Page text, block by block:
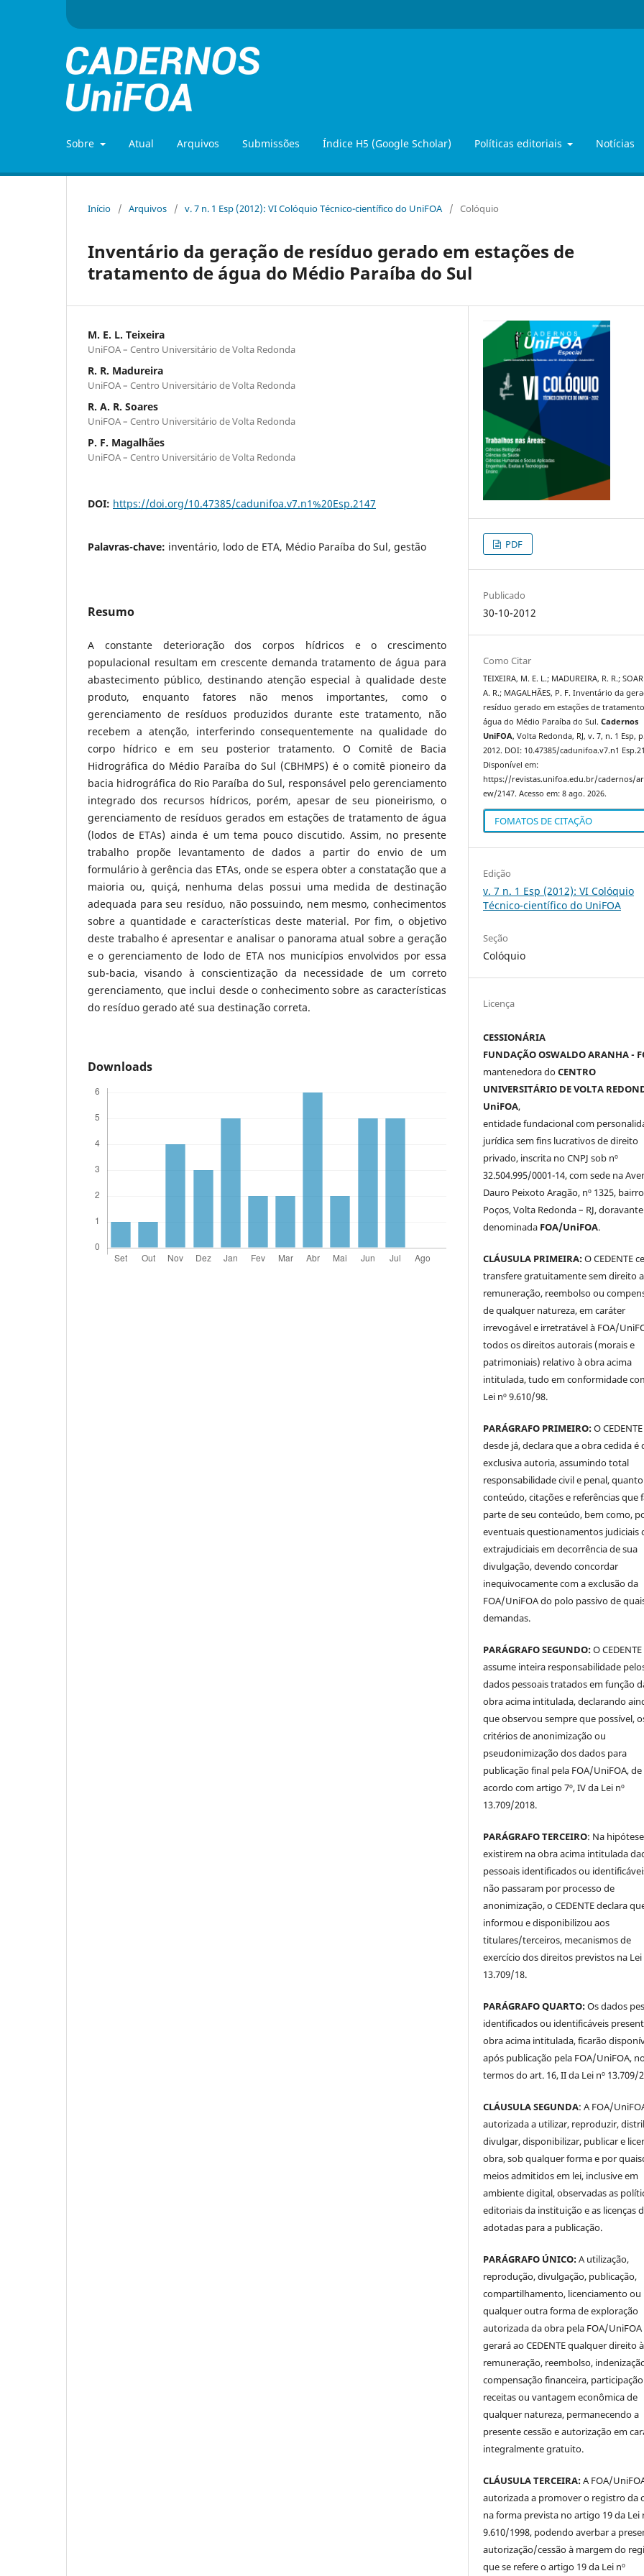
Sobre Atual Arquivos Submissões Índice H5 (Google Scholar) Políticas editoriais Notícias
Início / Arquivos / v. 7 n. 1 Esp (2012): VI Colóquio Técnico-científico do UniFOA / Colóquio
Inventário da geração de resíduo gerado em estações de
tratamento de água do Médio Paraíba do Sul
M. E. L. Teixeira
UniFOA – Centro Universitário de Volta Redonda
R. R. Madureira
UniFOA – Centro Universitário de Volta Redonda
R. A. R. Soares
UniFOA – Centro Universitário de Volta Redonda
P. F. Magalhães
UniFOA – Centro Universitário de Volta Redonda
DOI: https://doi.org/10.47385/cadunifoa.v7.n1%20Esp.2147
Palavras-chave: inventário, lodo de ETA, Médio Paraíba do Sul, gestão
Resumo
A constante deterioração dos corpos hídricos e o crescimento
populacional resultam em crescente demanda tratamento de água para
abastecimento público, destinando atenção especial à qualidade deste
produto, enquanto fatores não menos importantes, como o
gerenciamento de resíduos produzidos durante este tratamento, não
recebem a atenção, interferindo consequentemente na qualidade do
corpo hídrico e em seu posterior tratamento. O Comitê de Bacia
Hidrográfica do Médio Paraíba do Sul (CBHMPS) é o comitê pioneiro da
bacia hidrográfica do Rio Paraíba do Sul, responsável pelo gerenciamento
integrado dos recursos hídricos, porém, apesar de seu pioneirismo, o
gerenciamento de resíduos gerados em estações de tratamento de água
(lodos de ETAs) ainda é um tema pouco discutido. Assim, no presente
trabalho propõe levantamento de dados a partir do envio de um
formulário à gerência das ETAs, onde se espera obter a constatação que a
maioria ou, quiçá, nenhuma delas possui uma medida de destinação
adequada para seu resíduo, não possuindo, nem mesmo, conhecimentos
sobre a quantidade e características deste material. Por fim, o objetivo
deste trabalho é apresentar e analisar o panorama atual sobre a geração
e o gerenciamento de lodo de ETA nos municípios envolvidos por essa
sub-bacia, visando à conscientização da necessidade de um correto
gerenciamento, que inclui desde o conhecimento sobre as características
do resíduo gerado até sua destinação correta.
Downloads
PDF
Publicado
30-10-2012
Como Citar
TEIXEIRA, M. E. L.; MADUREIRA, R. R.;
A. R.; MAGALHÃES, P. F. Inventário da
resíduo gerado em estações de
água do Médio Paraíba do Sul.Cadernos
UniFOA, Volta Redonda, RJ, v. 7, n. 1 Esp,
2012. DOI: 10.47385/cadunifoa.v7.n1
Disponível em:
https://revistas.unifoa.edu.br/cadernos/
ew/2147. Acesso em: 8 ago. 2026.
FOMATOS DE CITAÇÃO
Edição
v. 7 n. 1 Esp (2012): VI Colóquio
Técnico-científico do UniFOA
Seção
Colóquio
Licença
CESSIONÁRIA
FUNDAÇÃO OSWALDO ARANHA -
mantenedora doCENTRO
UNIVERSITÁRIO DE VOLTA
UniFOA,
entidade fundacional com
jurídica sem fins lucrativos de direito
privado, inscrita no CNPJ sob nº
32.504.995/0001-14, com sede na
Dauro Peixoto Aragão, nº 1325,
Poços, Volta Redonda – RJ, doravante
denominada FOA/UniFOA.
CLÁUSULA PRIMEIRA:O CEDENTE
transfere gratuitamente sem direito a
remuneração, reembolso ou
de qualquer natureza, em caráter
irrevogável e irretratável à FOA/
todos os direitos autorais (morais e
patrimoniais) relativo à obra acima
intitulada, tudo em conformidade
Lei nº 9.610/98.
PARÁGRAFO PRIMEIRO:O CEDENTE
desde já, declara que a obra cedida é
exclusiva autoria, assumindo total
responsabilidade civil e penal,
conteúdo, citações e referências que
parte de seu conteúdo, bem como,
eventuais questionamentos judiciais
extrajudiciais em decorrência de sua
divulgação, devendo concordar
inequivocamente com a exclusão da
FOA/UniFOA do polo passivo de
demandas.
PARÁGRAFO SEGUNDO:O CEDENTE
assume inteira responsabilidade
dados pessoais tratados em função
obra acima intitulada, declarando
que observou sempre que possível,
critérios de anonimização ou
pseudonimização dos dados para
publicação final pela FOA/UniFOA, de
acordo com artigo 7º, IV da Lei nº
13.709/2018.
PARÁGRAFO TERCEIRO: Na
existirem na obra acima intitulada
pessoais identificados ou
não passaram por processo de
anonimização, o CEDENTE declara
informou e disponibilizou aos
titulares/terceiros, mecanismos de
exercício dos direitos previstos na Lei
13.709/18.
PARÁGRAFO QUARTO:Os dados
identificados ou identificáveis
obra acima intitulada, ficarão
após publicação pela FOA/UniFOA,
termos do art. 16, II da Lei nº 13.709/
CLÁUSULA SEGUNDA: A FOA/
autorizada a utilizar, reproduzir,
divulgar, disponibilizar, publicar e
obra, sob qualquer forma e por
meios admitidos em lei, inclusive em
ambiente digital, observadas as
editoriais da instituição e as licenças
adotadas para a publicação.
PARÁGRAFO ÚNICO:A utilização,
reprodução, divulgação, publicação,
compartilhamento, licenciamento ou
qualquer outra forma de exploração
autorizada da obra pela FOA/
gerará ao CEDENTE qualquer direito à
remuneração, reembolso,
compensação financeira,
receitas ou vantagem econômica de
qualquer natureza, permanecendo a
presente cessão e autorização em
integralmente gratuito.
CLÁUSULA TERCEIRA:A FOA/
autorizada a promover o registro da
na forma prevista no artigo 19 da Lei
9.610/1998, podendo averbar a
autorização/cessão à margem do
que se refere o artigo 19 da Lei nº